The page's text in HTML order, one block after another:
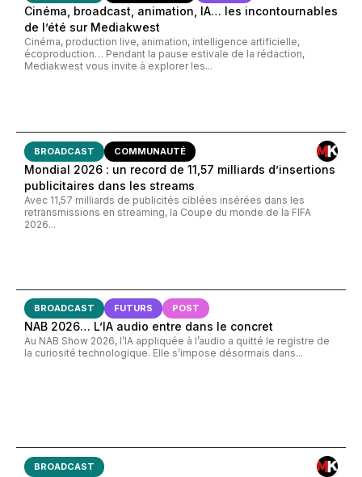
Cinéma, broadcast, animation, IA… les incontournables
de l’été sur Mediakwest
Cinéma, production live, animation, intelligence artificielle,
écoproduction… Pendant la pause estivale de la rédaction,
Mediakwest vous invite à explorer les...
BROADCAST COMMUNAUTÉ
Mondial 2026 : un record de 11,57 milliards d’insertions
publicitaires dans les streams
Avec 11,57 milliards de publicités ciblées insérées dans les
retransmissions en streaming, la Coupe du monde de la FIFA
2026...
BROADCAST FUTURS POST
NAB 2026… L’IA audio entre dans le concret
Au NAB Show 2026, l’IA appliquée à l’audio a quitté le registre de
la curiosité technologique. Elle s’impose désormais dans...
BROADCAST